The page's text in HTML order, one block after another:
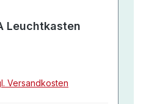
Leuchtkasten
Versandkosten